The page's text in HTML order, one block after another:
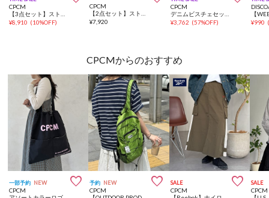
CPCM
¥8,910 (10%OFF)
CPCM
¥7,920
CPCM
¥3,762 (57%OFF) ¥990
CPCMからのおすすめ
一部予約 NEW 
CPCM
予約 NEW 
CPCM
SALE 
CPCM
SALE
CPCM